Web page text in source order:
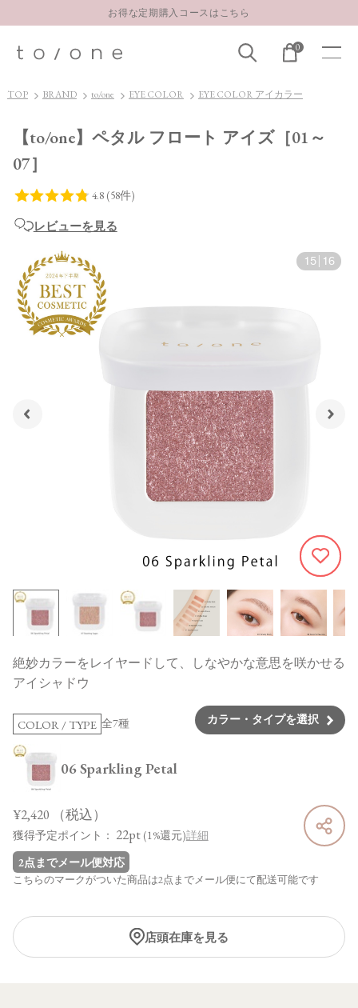
LINE お友達登録 500円OFFクーポンプレゼント
お得な定期購入コースはこちら
LINE お友達登録 500円OFFクーポンプレゼント
0
TOP BRAND to/one EYE COLOR EYE COLOR アイカラー
【to/one】ペタル フロート アイズ［01～
07］
レビューを見る
15 16
1216
絶妙カラーをレイヤードして、しなやかな意思を咲かせる
アイシャドウ
COLOR / TYPE 全7種 カラー・タイプを選択
06 Sparkling Petal
¥2,420 （税込）
獲得予定ポイント： 22pt (1%還元)詳細
2点までメール便対応
こちらのマークがついた商品は2点までメール便にて配送可能です
店頭在庫を見る